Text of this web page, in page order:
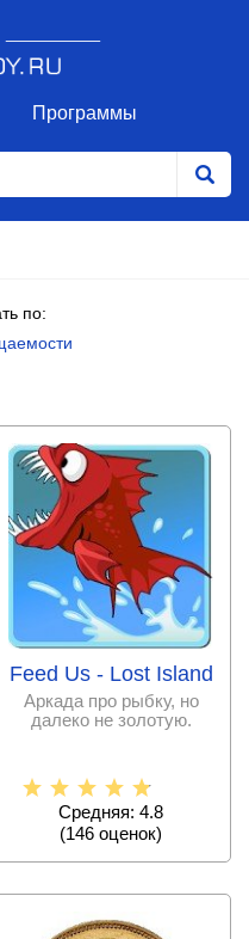
Программы
по:
Feed Us - Lost Island
Аркада про рыбку, но
далеко не золотую.
Средняя: 4.8
(146 оценок)